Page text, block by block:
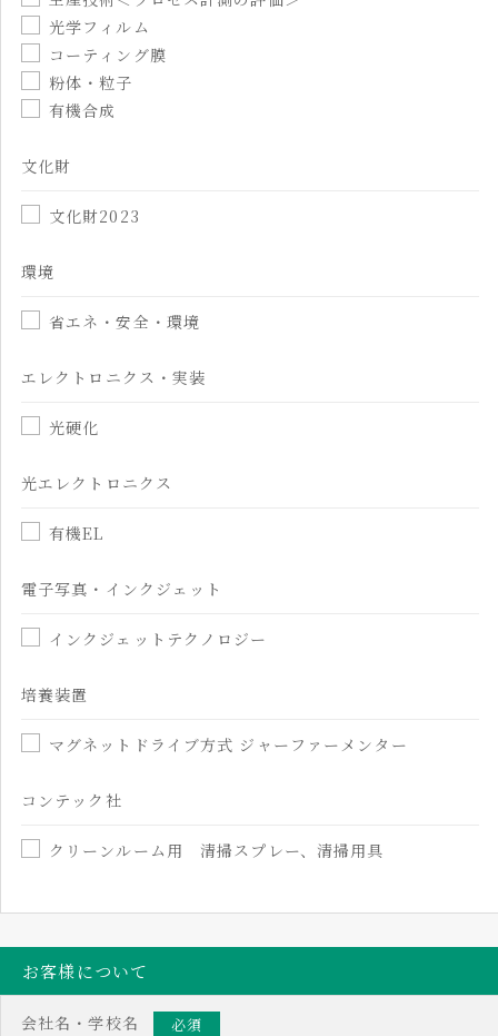
光学フィルム
コーティング膜
粉体・粒子
有機合成
文化財
文化財2023
環境
省エネ・安全・環境
エレクトロニクス・実装
光硬化
光エレクトロニクス
有機EL
電子写真・インクジェット
インクジェットテクノロジー
培養装置
マグネットドライブ方式 ジャーファーメンター
コンテック社
クリーンルーム用 清掃スプレー、清掃用具
お客様について
会社名・学校名 必須